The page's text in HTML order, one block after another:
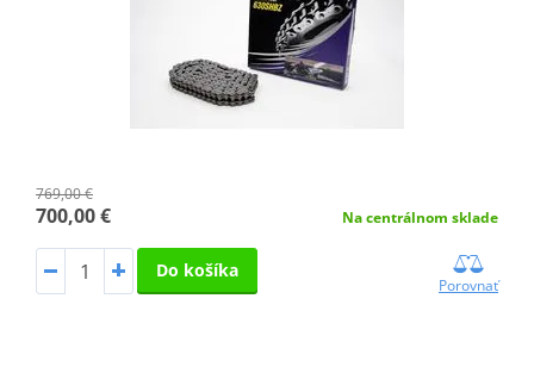
769,00 €
700,00 € Na centrálnom sklade
Do košíka
Porovnať